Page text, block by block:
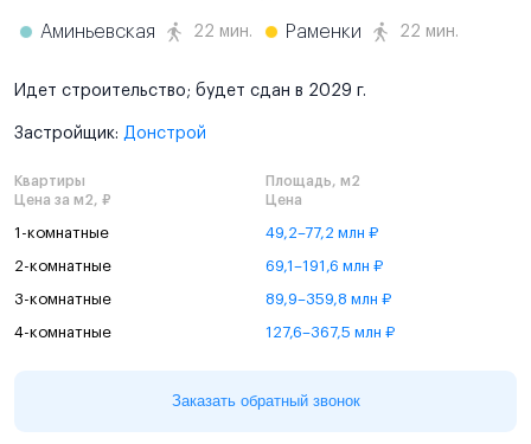
Аминьевская 22 мин. Раменки 22 мин.
Идет строительство; будет сдан в 2029 г.
Застройщик: Донстрой
Квартиры
Площадь, м2
Цена за м2, ₽
Цена
1-комнатные 49,2–77,2 млн ₽
2-комнатные 69,1–191,6 млн ₽
3-комнатные 89,9–359,8 млн ₽
4-комнатные 127,6–367,5 млн ₽
Заказать обратный звонок